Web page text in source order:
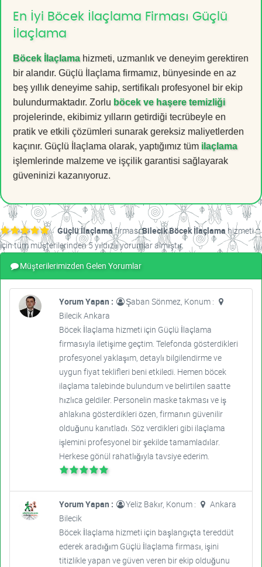
En İyi Böcek İlaçlama Firması Güçlü
İlaçlama
Böcek İlaçlamahizmeti, uzmanlık ve deneyim gerektiren
bir alandır. Güçlü İlaçlama firmamız, bünyesinde en az
beş yıllık deneyime sahip, sertifikalı profesyonel bir ekip
bulundurmaktadır. Zorlu böcek ve haşere temizliği
projelerinde, ekibimiz yılların getirdiği tecrübeyle en
pratik ve etkili çözümleri sunarak gereksiz maliyetlerden
kaçınır. Güçlü İlaçlama olarak, yaptığımız tüm ilaçlama
işlemlerinde malzeme ve işçilik garantisi sağlayarak
güveninizi kazanıyoruz.
Güçlü İlaçlamafirmasıBilecik Böcek İlaçlama hizmeti
için tüm müşterilerinden 5 yıldızlı yorumlar almıştır.
Müşterilerimizden Gelen Yorumlar
Yorum Yapan :
Şaban Sönmez, Konum :
Bilecik Ankara
Böcek İlaçlama hizmeti için Güçlü İlaçlama
firmasıyla iletişime geçtim. Telefonda gösterdikleri
profesyonel yaklaşım, detaylı bilgilendirme ve
uygun fiyat teklifleri beni etkiledi. Hemen böcek
ilaçlama talebinde bulundum ve belirtilen saatte
hızlıca geldiler. Personelin maske takması ve iş
ahlakına gösterdikleri özen, firmanın güvenilir
olduğunu kanıtladı. Söz verdikleri gibi ilaçlama
işlemini profesyonel bir şekilde tamamladılar.
Herkese gönül rahatlığıyla tavsiye ederim.
Yorum Yapan : Yeliz Bakır, Konum :
Ankara
Bilecik
Böcek İlaçlama hizmeti için başlangıçta tereddüt
ederek aradığım Güçlü İlaçlama firması, işini
titizlikle yapan ve güven veren bir ekip olduğunu